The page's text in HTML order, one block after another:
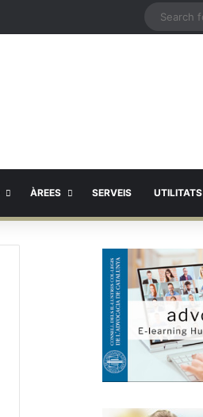
ÀREES SERVEIS UTILITATS